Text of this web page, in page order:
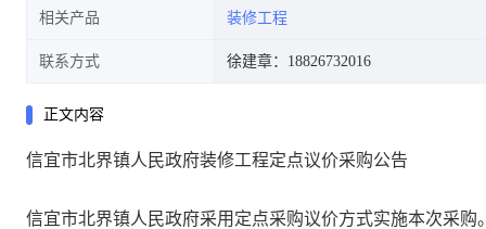
相关产品 装修工程
联系方式 徐建章：18826732016
正文内容
信宜市北界镇人民政府装修工程定点议价采购公告
信宜市北界镇人民政府采用定点采购议价方式实施本次采购